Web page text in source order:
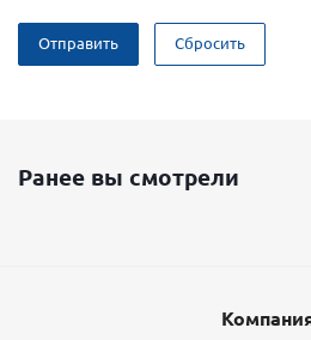
Отправить Сбросить
Ранее вы смотрели